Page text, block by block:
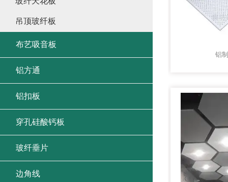
吊顶玻纤板
布艺吸音板
铝方通
铝扣板
穿孔硅酸钙板
玻纤垂片
边角线
铝